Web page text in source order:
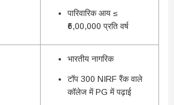
पारिवारिक आय ≤
₹6,00,000 प्रति वर्ष
भारतीय नागरिक
टॉप 300 NIRF रैंक वाले
कॉलेज में PG में पढ़ाई